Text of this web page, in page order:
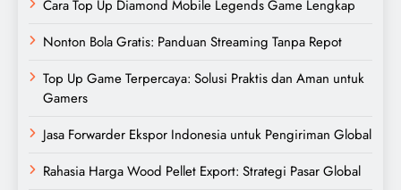
Cara Top Up Diamond Mobile Legends Game Lengkap
Nonton Bola Gratis: Panduan Streaming Tanpa Repot
Top Up Game Terpercaya: Solusi Praktis dan Aman untuk
Gamers
Jasa Forwarder Ekspor Indonesia untuk Pengiriman Global
Rahasia Harga Wood Pellet Export: Strategi Pasar Global